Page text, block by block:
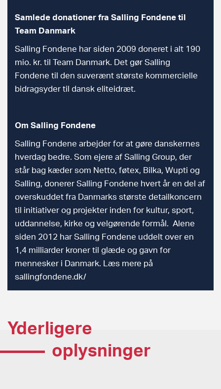
Samlede donationer fra Salling Fondene til
Team Danmark
Salling Fondene har siden 2009 doneret i alt 190
mio. kr. til Team Danmark. Det gør Salling
Fondene til den suverænt største kommercielle
bidragsyder til dansk eliteidræt.
Om Salling Fondene
Salling Fondene arbejder for at gøre danskernes
hverdag bedre. Som ejere af Salling Group, der
står bag kæder som Netto, føtex, Bilka, Wupti og
Salling, donerer Salling Fondene hvert år en del af
overskuddet fra Danmarks største detailkoncern
til initiativer og projekter inden for kultur, sport,
uddannelse, kirke og velgørende formål. Alene
siden 2012 har Salling Fondene uddelt over en
1,4 milliarder kroner til glæde og gavn for
mennesker i Danmark. Læs mere på
sallingfondene.dk/
Yderligere
oplysninger